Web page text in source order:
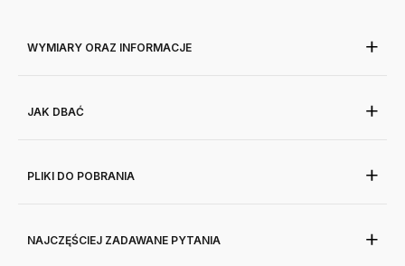
WYMIARY ORAZ INFORMACJE
JAK DBAĆ
PLIKI DO POBRANIA
NAJCZĘŚCIEJ ZADAWANE PYTANIA